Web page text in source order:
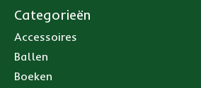
Categorieën
Accessoires
Ballen
Boeken